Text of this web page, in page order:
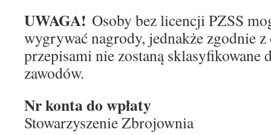
UWAGA! Osoby bez licencji PZSS
wygrywać nagrody, jednakże zgodnie
przepisami nie zostaną sklasyfikowane
zawodów.
Nr konta do wpłaty
Stowarzyszenie Zbrojownia